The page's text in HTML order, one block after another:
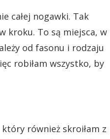
całej nogawki. Tak
kroku. To są miejsca, w
od fasonu i rodzaju
robiłam wszystko, by
również skroiłam z